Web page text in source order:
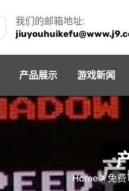
我们的邮箱地址:
产品展示 游戏新闻
Home 免费